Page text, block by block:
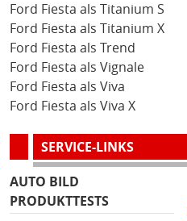
Ford Fiesta als Titanium S
Ford Fiesta als Titanium X
Ford Fiesta als Trend
Ford Fiesta als Vignale
Ford Fiesta als Viva
Ford Fiesta als Viva X
SERVICE-LINKS
AUTO BILD
PRODUKTTESTS